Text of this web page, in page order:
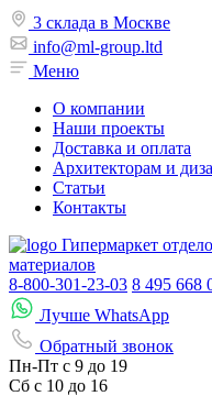
3 склада в Москве
info@ml-group.ltd
Меню
О компании
Наши проекты
Доставка и оплата
Архитекторам и
Статьи
Контакты
Гипермаркет
материалов
8-800-301-23-03 8 495 668
Лучше WhatsApp
Обратный звонок
Пн-Пт с 9 до 19
Сб с 10 до 16